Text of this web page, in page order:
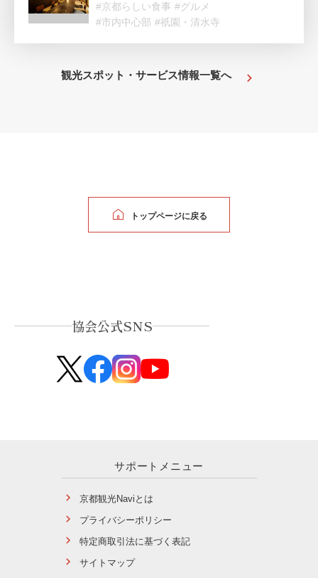
#京都らしい食事 #グルメ
#市内中心部 #祇園・清水寺
観光スポット・サービス情報一覧へ
トップページに戻る
協会公式SNS
サポートメニュー
京都観光Naviとは
プライバシーポリシー
特定商取引法に基づく表記
サイトマップ